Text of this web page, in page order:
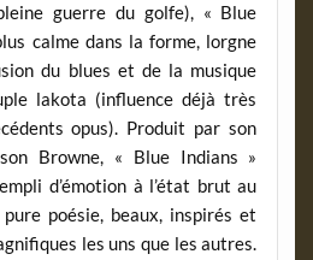
guerre du golfe), « Blue
calme dans la forme, lorgne
du blues et de la musique
lakota (influence déjà très
opus). Produit par son
Browne, « Blue Indians »
d’émotion à l’état brut au
poésie, beaux, inspirés et
les uns que les autres.